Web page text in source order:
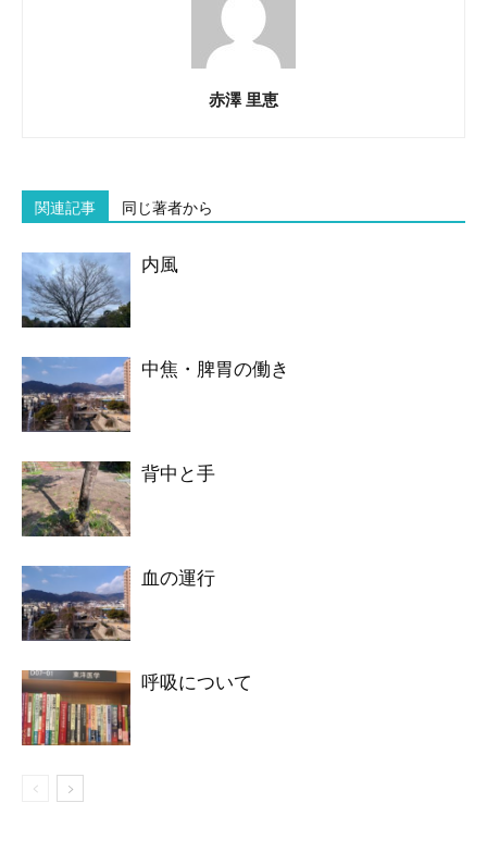
赤澤 里恵
関連記事 同じ著者から
内風
中焦・脾胃の働き
背中と手
血の運行
呼吸について